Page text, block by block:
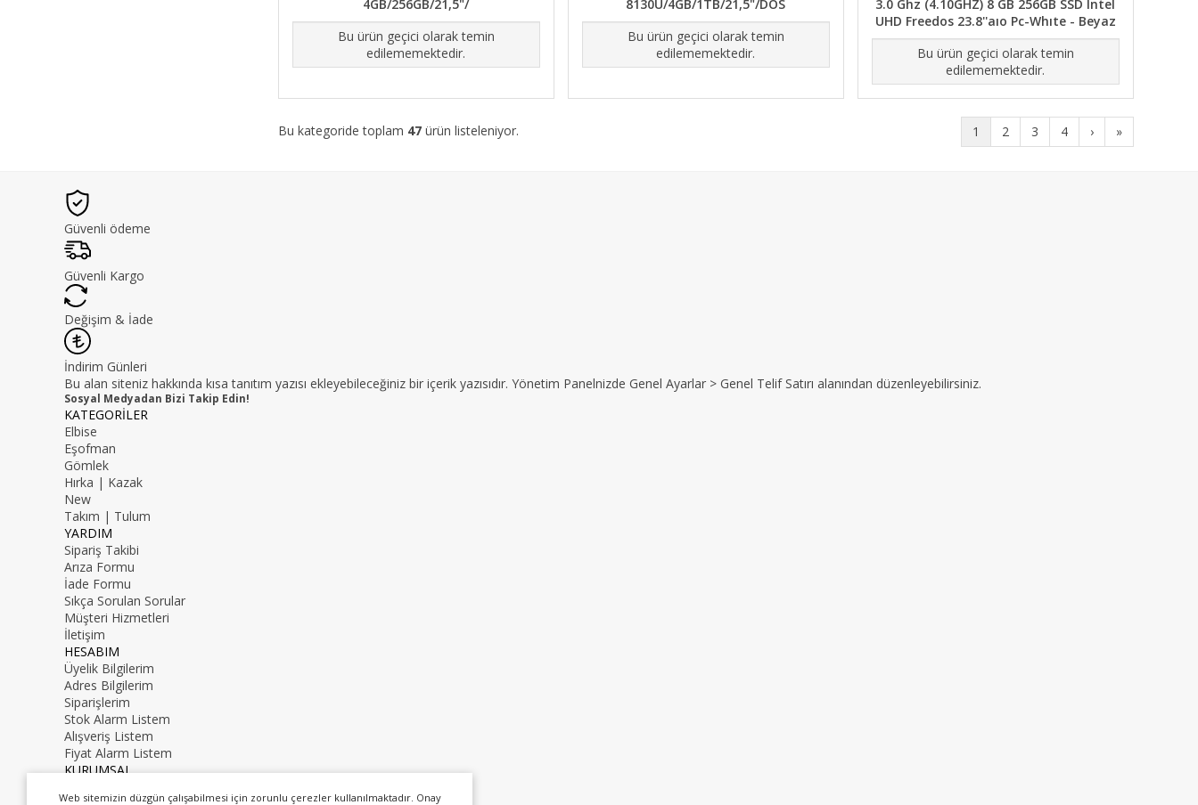
Web sitemizin düzgün çalışabilmesi için zorunlu çerezler kullanılmaktadır. Onay
4GB/256GB/21,5"/
Bu ürün geçici olarak temin
edilememektedir.
8130U/4GB/1TB/21,5"/DOS
Bu ürün geçici olarak temin
edilememektedir.
3.0 Ghz (4.10GHZ) 8 GB 256GB SSD Intel
UHD Freedos 23.8''aıo Pc-Whıte - Beyaz
Bu ürün geçici olarak temin
edilememektedir.
Bu kategoride toplam 47 ürün listeleniyor. 1 2 3 4 › »
Güvenli ödeme
Güvenli Kargo
Değişim & İade
İndirim Günleri
Bu alan siteniz hakkında kısa tanıtım yazısı ekleyebileceğiniz bir içerik yazısıdır. Yönetim Panelnizde Genel Ayarlar > Genel Telif Satırı alanından düzenleyebilirsiniz.
Sosyal Medyadan Bizi Takip Edin!
KATEGORİLER
Elbise
Eşofman
Gömlek
Hırka | Kazak
New
Takım | Tulum
YARDIM
Sipariş Takibi
Arıza Formu
İade Formu
Sıkça Sorulan Sorular
Müşteri Hizmetleri
İletişim
HESABIM
Üyelik Bilgilerim
Adres Bilgilerim
Siparişlerim
Stok Alarm Listem
Alışveriş Listem
Fiyat Alarm Listem
KURUMSAL